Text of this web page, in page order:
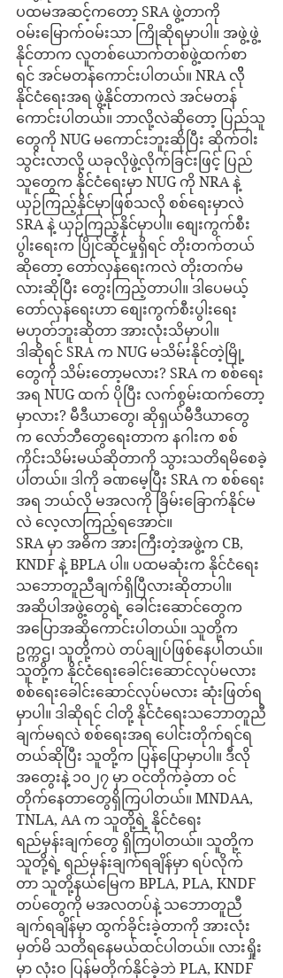
ပထမအဆင့်ကတော့ SRA ဖွဲ့တာကို
ဝမ်းမြောက်ဝမ်းသာ ကြိုဆိုရမှာပါ။ အဖွဲ့ဖွဲ့
နိုင်တာက လူတစ်ယောက်တစ်ဖွဲ့ထက်စာ
ရင် အင်မတန်ကောင်းပါတယ်။ NRA လိို
နိုင်ငံရေးအရ ဖွဲ့နိုင်တာကလဲ အင်မတန်
ကောင်းပါတယ်။ ဘာလို့လဲဆိုတော့ ပြည်သူ
တွေကို NUG မကောင်းဘူးဆိုပြီး ဆိုက်ဝါး
သွင်းလာလို့ ယခုလိုဖွဲ့လိုက်ခြင်းဖြင့် ပြည်
သူတွေက နိုင်ငံရေးမှာ NUG ကို NRA နဲ့
ယှဉ်ကြည့်နိုင်မှာဖြစ်သလို စစ်ရေးမှာလဲ
SRA နဲ့ ယှဉ်ကြည့်နိုင်မှာပါ။ စျေးကွက်စီး
ပွါးရေးက ပြိုင်ဆိုင်မှုရှိရင် တိုးတက်တယ်
ဆိုတော့ တော်လှန်ရေးကလဲ တိုးတက်မ
လားဆိုပြီး တွေးကြည့်တာပါ။ ဒါပေမယ့်
တော်လှန်ရေးဟာ စျေးကွက်စီးပွါးရေး
မဟုတ်ဘူးဆိုတာ အားလုံးသိမှာပါ။
ဒါဆိုရင် SRA က NUG မသိမ်းနိုင်တဲ့မြို့
တွေကို သိမ်းတော့မလား? SRA က စစ်ရေး
အရ NUG ထက် ပိုပြီး လက်စွမ်းထက်တော့
မှာလား? မီဒီယာတွေ၊ ဆိုရှယ်မီဒီယာတွေ
က လော်ဘီတွေရေးတာက နဂါးက စစ်
ကိုင်းသိမ်းမယ်ဆိုတာကို သွားသတိရမိစေခဲ့
ပါတယ်။ ဒါကို ခဏမေ့ပြီး SRA က စစ်ရေး
အရ ဘယ်လို မအလကို ခြိမ်းခြောက်နိုင်မ
လဲ လေ့လာကြည့်ရအောင်။
SRA မှာ အဓိက အားကြီးတဲ့အဖွဲ့က CB,
KNDF နဲ့ BPLA ပါ။ ပထမဆုံးက နိုင်ငံရေး
သဘောတူညီချက်ရှိပြီလားဆိုတာပါ။
အဆိုပါအဖွဲ့တွေရဲ့ ခေါင်းဆောင်တွေက
အပြောအဆိုကောင်းပါတယ်။ သူတို့က
ဥက္ကဌ၊ သူတို့ကပဲ တပ်ချုပ်ဖြစ်နေပါတယ်။
သူတို့က နိုင်ငံရေးခေါင်းဆောင်လုပ်မလား
စစ်ရေးခေါင်းဆောင်လုပ်မလား ဆုံးဖြတ်ရ
မှာပါ။ ဒါဆိုရင် ငါတို့ နိုင်ငံရေးသဘောတူညီ
ချက်မရလဲ စစ်ရေးအရ ပေါင်းတိုက်ရင်ရ
တယ်ဆိုပြီး သူတို့က ပြန်ပြောမှာပါ။ ဒီလို
အတွေးနဲ့ ၁၀၂၇ မှာ ဝင်တိုက်ခဲ့တာ ဝင်
တိုက်နေတာတွေရှိကြပါတယ်။ MNDAA,
TNLA, AA က သူတို့ရဲ့ နိုင်ငံရေး
ရည်မှန်းချက်တွေ ရှိကြပါတယ်။ သူတို့က
သူတို့ရဲ့ ရည်မှန်းချက်ရချိန်မှာ ရပ်လိုက်
တာ သူတို့နယ်မြေက BPLA, PLA, KNDF
တပ်တွေကို မအလတပ်နဲ့ သဘောတူညီ
ချက်ရချိန်မှာ ထွက်ခိုင်းခဲ့တာကို အားလုံး
မှတ်မိ သတိရနေမယ်ထင်ပါတယ်။ လားရှိုး
မှာ လုံးဝ ပြန်မတိုက်နိုင်ခဲ့ဘဲ PLA, KNDF